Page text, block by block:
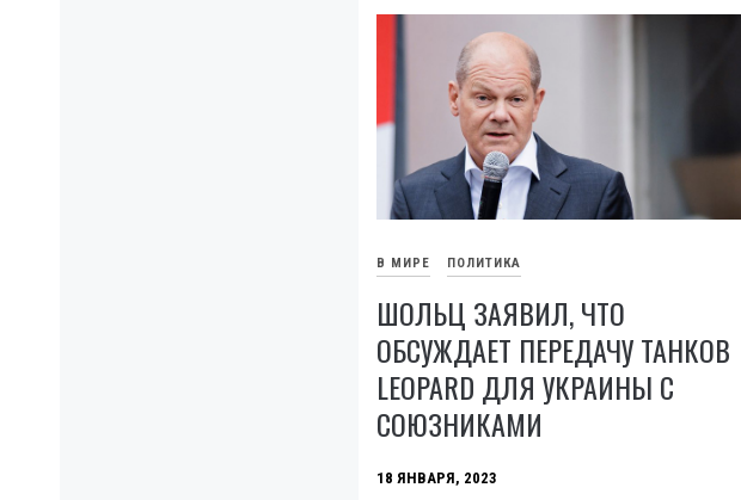
В МИРЕ ПОЛИТИКА
ШОЛЬЦ ЗАЯВИЛ, ЧТО
ОБСУЖДАЕТ ПЕРЕДАЧУ ТАНКОВ
LEOPARD ДЛЯ УКРАИНЫ С
СОЮЗНИКАМИ
18 ЯНВАРЯ, 2023